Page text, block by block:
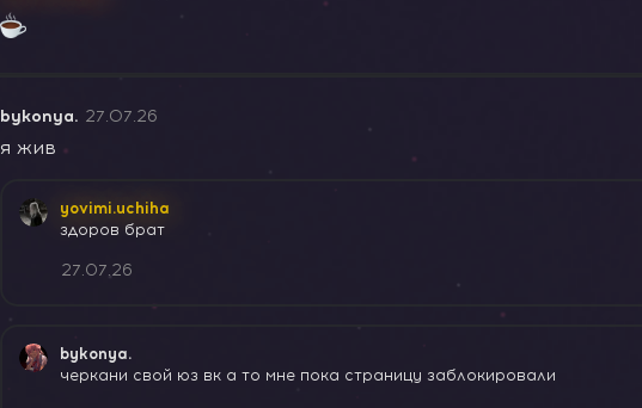
bykonya. 27.07.26
я жив
yovimi.uchiha
здоров брат
27.07.26
bykonya.
черкани свой юз вк а то мне пока страницу заблокировали